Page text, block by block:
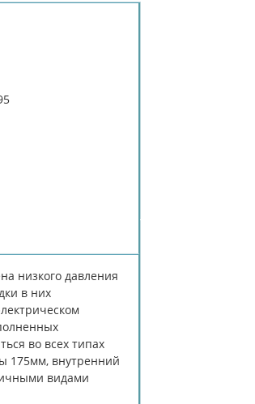
низкого давления
в них
во всех типах
175мм, внутренний
видами